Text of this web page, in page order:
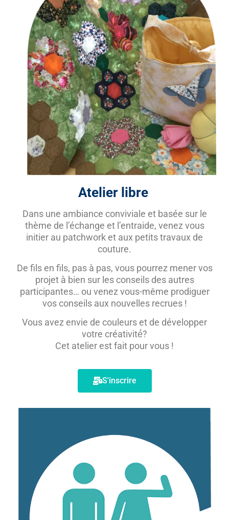
Atelier libre
Dans une ambiance conviviale et basée sur le
thème de l’échange et l’entraide, venez vous
initier au patchwork et aux petits travaux de
couture.
De fils en fils, pas à pas, vous pourrez mener vos
projet à bien sur les conseils des autres
participantes… ou venez vous-même prodiguer
vos conseils aux nouvelles recrues !
Vous avez envie de couleurs et de développer
votre créativité́?
Cet atelier est fait pour vous !
S'inscrire